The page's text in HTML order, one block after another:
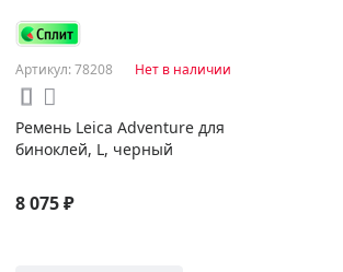
Артикул: 78208 Нет в наличии
Ремень Leica Adventure для
биноклей, L, черный
8 075 ₽